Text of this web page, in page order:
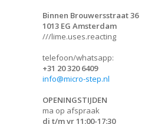
Binnen Brouwersstraat 36
1013 EG Amsterdam
///lime.uses.reacting
telefoon/whatsapp:
+31 20 320 6409
info@micro-step.nl
OPENINGSTIJDEN
ma op afspraak
di t/m vr 11:00-17:30